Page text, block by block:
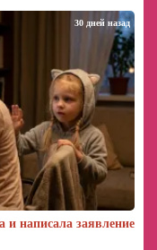
и написала заявление
30 дней назад